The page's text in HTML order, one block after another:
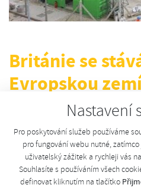
Nastavení
Pro poskytování služeb používáme
pro fungování webu nutné,
uživatelský zážitek a rychleji vás
Souhlasíte s používáním všech
definovat kliknutím na tlačítko
Británie se
Evropskou
biometan do
zemního plynu
úterý, 9. listopadu 2010
Po roce od schválení podpory